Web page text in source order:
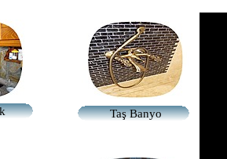
Taş Banyo